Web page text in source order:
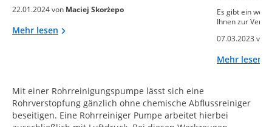
22.01.2024 von Maciej Skorżepo
Mehr lesen
Es gibt ein
Ihnen zur
07.03.2023 von
Mehr lesen
Mit einer Rohrreinigungspumpe lässt sich eine
Rohrverstopfung gänzlich ohne chemische Abflussreiniger
beseitigen. Eine Rohrreiniger Pumpe arbeitet hierbei